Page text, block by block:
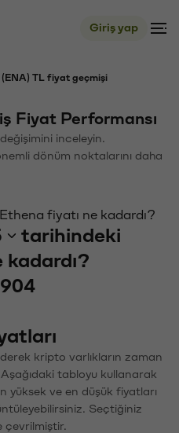
Giriş yap
(ENA) TL fiyat geçmişi
Fiyat Performansı
inceleyin.
dönüm noktalarını daha
fiyatı ne kadardı?
tarihindeki
kadardı?
kripto varlıkların zaman
tabloyu kullanarak
yüksek ve en düşük fiyatları
Seçtiğiniz
çevrilmiştir.